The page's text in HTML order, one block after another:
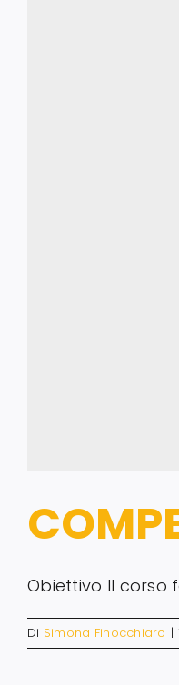
Obiettivo Il corso
Di Simona Finocchiaro |